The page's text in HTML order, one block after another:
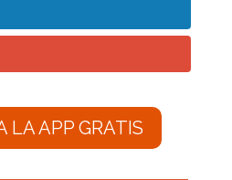
LA APP GRATIS